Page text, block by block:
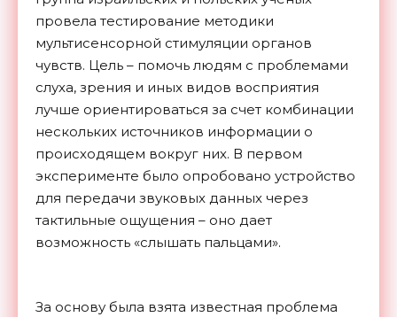
провела тестирование методики
мультисенсорной стимуляции органов
чувств. Цель – помочь людям с проблемами
слуха, зрения и иных видов восприятия
лучше ориентироваться за счет комбинации
нескольких источников информации о
происходящем вокруг них. В первом
эксперименте было опробовано устройство
для передачи звуковых данных через
тактильные ощущения – оно дает
возможность «слышать пальцами».
За основу была взята известная проблема